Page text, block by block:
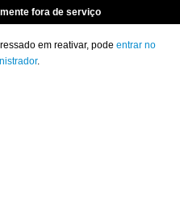
fora de serviço
em reativar, pode entrar no
.